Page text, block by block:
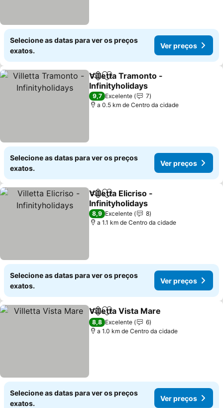
Selecione as datas para ver os preços
exatos.
Ver preços
PartilharAdicionar aos favoritos
Villetta Tramonto -
Infinityholidays
9,7 Excelente
7
a 0.5 km de Centro da cidade
Selecione as datas para ver os preços
exatos.
Ver preços
PartilharAdicionar aos favoritos
Villetta Elicriso -
Infinityholidays
8,9 Excelente
8
a 1.1 km de Centro da cidade
Selecione as datas para ver os preços
exatos.
Ver preços
PartilharAdicionar aos favoritos
Villetta Vista Mare
8,8 Excelente
6
a 1.0 km de Centro da cidade
Selecione as datas para ver os preços
exatos.
Ver preços